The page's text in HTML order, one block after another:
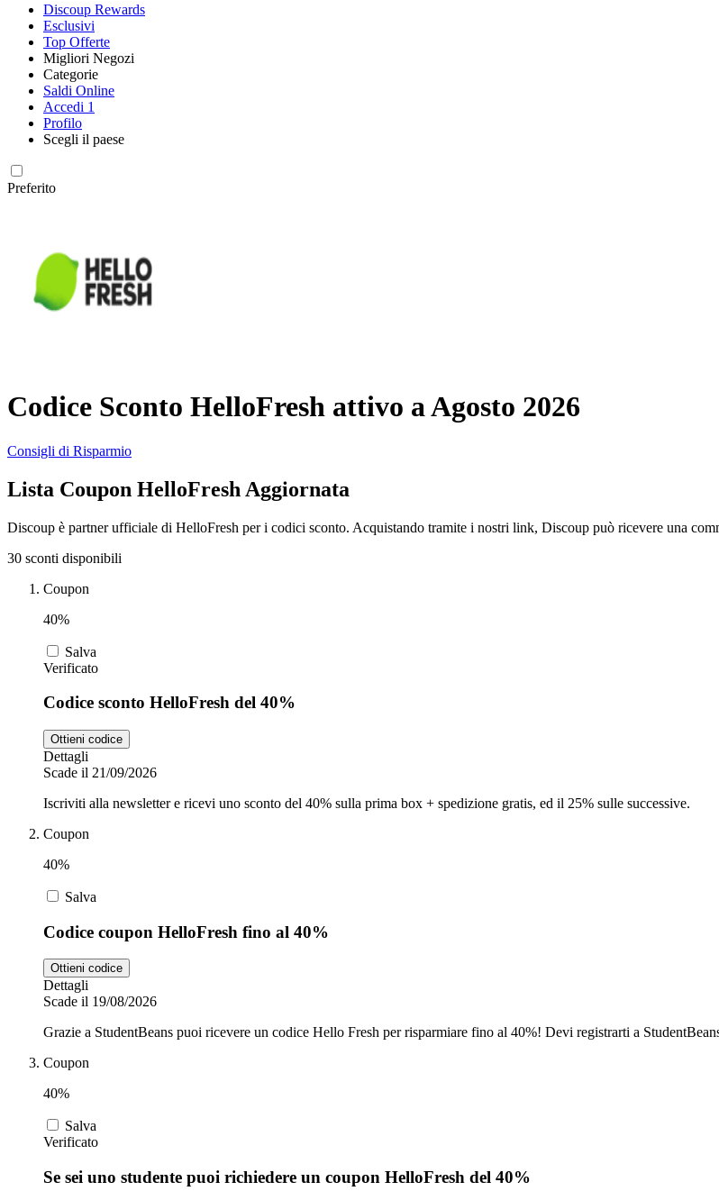
Discoup Rewards
Esclusivi
Top Offerte
Migliori Negozi
Categorie
Saldi Online
Accedi 1
Profilo
Scegli il paese
Preferito
Codice Sconto HelloFresh attivo a Agosto 2026
Consigli di Risparmio
Lista Coupon HelloFresh Aggiornata
Discoup è partner ufficiale di HelloFresh per i codici sconto. Acquistando tramite i nostri link, Discoup può ricevere una
30 sconti disponibili
Coupon
40%
Salva
Verificato
Codice sconto HelloFresh del 40%
Ottieni codice
Dettagli
Scade il 21/09/2026
Iscriviti alla newsletter e ricevi uno sconto del 40% sulla prima box + spedizione gratis, ed il 25% sulle successive.
Coupon
40%
Salva
Codice coupon HelloFresh fino al 40%
Ottieni codice
Dettagli
Scade il 19/08/2026
Grazie a StudentBeans puoi ricevere un codice Hello Fresh per risparmiare fino al 40%! Devi registrarti a
Coupon
40%
Salva
Verificato
Se sei uno studente puoi richiedere un coupon HelloFresh del 40%